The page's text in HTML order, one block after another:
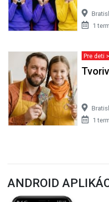
1
Pre deti >
1
ANDROID